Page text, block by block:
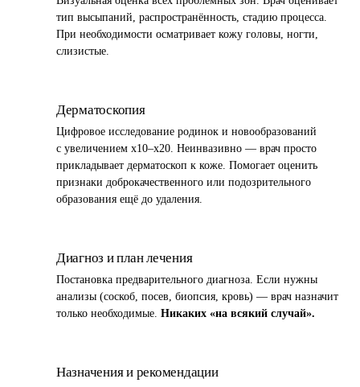
тип высыпаний, распространённость, стадию процесса.
При необходимости осматривает кожу головы, ногти,
слизистые.
Дерматоскопия
Цифровое исследование родинок и новообразований
с увеличением x10–x20. Неинвазивно — врач просто
прикладывает дерматоскоп к коже. Помогает оценить
признаки доброкачественного или подозрительного
образования ещё до удаления.
Диагноз и план лечения
Постановка предварительного диагноза. Если нужны
анализы (соскоб, посев, биопсия, кровь) — врач назначит
только необходимые. Никаких «на всякий случай».
Назначения и рекомендации